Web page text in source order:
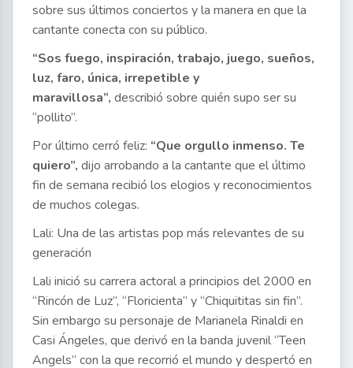
sobre sus últimos conciertos y la manera en que la
cantante conecta con su público.
“Sos fuego, inspiración, trabajo, juego, sueños,
luz, faro, única, irrepetible y
maravillosa”, describió sobre quién supo ser su
“pollito”.
Por último cerró feliz: “Que orgullo inmenso. Te
quiero”, dijo arrobando a la cantante que el último
fin de semana recibió los elogios y reconocimientos
de muchos colegas.
Lali: Una de las artistas pop más relevantes de su
generación
Lali inició su carrera actoral a principios del 2000 en
“Rincón de Luz”, “Floricienta” y “Chiquititas sin fin”.
Sin embargo su personaje de Marianela Rinaldi en
Casi Ángeles, que derivó en la banda juvenil “Teen
Angels” con la que recorrió el mundo y despertó en